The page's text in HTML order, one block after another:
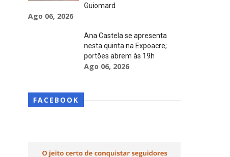
Guiomard
Ago 06, 2026
Ana Castela se apresenta
nesta quinta na Expoacre;
portões abrem às 19h
Ago 06, 2026
FACEBOOK